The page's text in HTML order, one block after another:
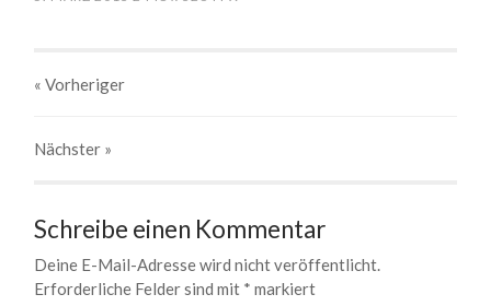
« Vorheriger
Nächster »
Schreibe einen Kommentar
Deine E-Mail-Adresse wird nicht veröffentlicht.
Erforderliche Felder sind mit * markiert